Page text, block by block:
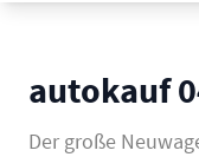
autokauf
Der große